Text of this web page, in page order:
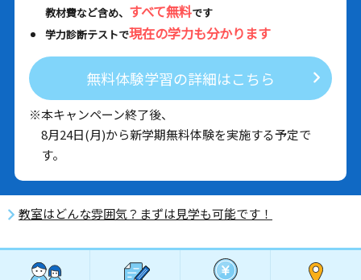
教材費など含め、 すべて無料です
学力診断テストで現在の学力も分かります
無料体験学習の詳細はこちら
※本キャンペーン終了後、
8月24日(月)から新学期無料体験を実施する予定で
す。
教室はどんな雰囲気？まずは見学も可能です！